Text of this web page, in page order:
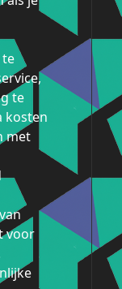
te
kosten
met
voor